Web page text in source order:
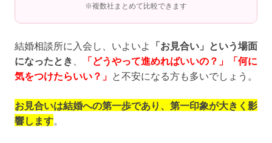
※複数社まとめて比較できます
結婚相談所に入会し、いよいよ 「お見合い」という場面
になったとき
「どうやって進めればいいの？」「何に
気をつけたらいい？」 と不安になる方も多いでしょう。
お見合いは結婚への第一歩であり、第一印象が大きく影
響します。